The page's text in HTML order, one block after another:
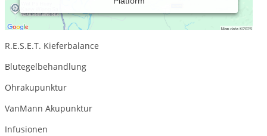
Behandlungsspektrum :
Cranio Sacrale Therapie
R.E.S.E.T. Kieferbalance
Blutegelbehandlung
Ohrakupunktur
VanMann Akupunktur
Infusionen